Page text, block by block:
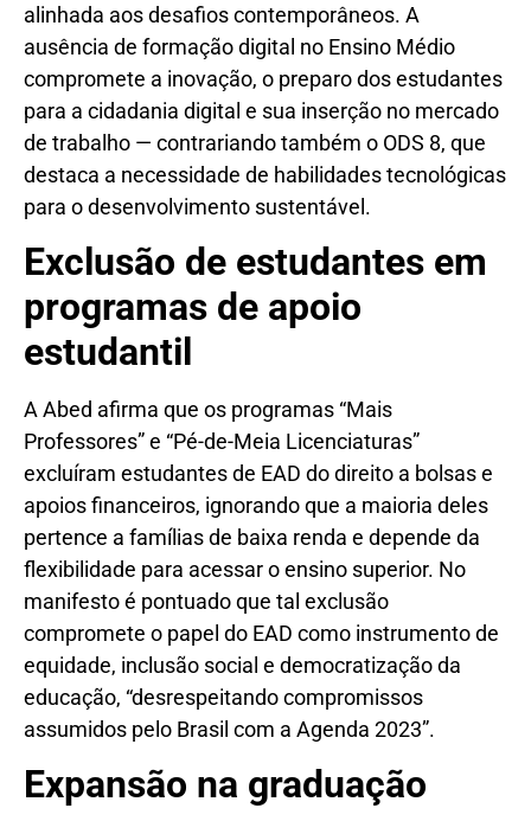
alinhada aos desafios contemporâneos. A
ausência de formação digital no Ensino Médio
compromete a inovação, o preparo dos estudantes
para a cidadania digital e sua inserção no mercado
de trabalho — contrariando também o ODS 8, que
destaca a necessidade de habilidades tecnológicas
para o desenvolvimento sustentável.
Exclusão de estudantes em
programas de apoio
estudantil
A Abed afirma que os programas “Mais
Professores” e “Pé-de-Meia Licenciaturas”
excluíram estudantes de EAD do direito a bolsas e
apoios financeiros, ignorando que a maioria deles
pertence a famílias de baixa renda e depende da
flexibilidade para acessar o ensino superior. No
manifesto é pontuado que tal exclusão
compromete o papel do EAD como instrumento de
equidade, inclusão social e democratização da
educação, “desrespeitando compromissos
assumidos pelo Brasil com a Agenda 2023”.
Expansão na graduação